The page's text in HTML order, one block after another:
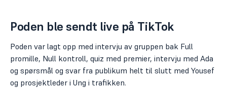
Poden ble sendt live på TikTok
Poden var lagt opp med intervju av gruppen bak Full
promille, Null kontroll, quiz med premier, intervju med Ada
og spørsmål og svar fra publikum helt til slutt med Yousef
og prosjektleder i Ung i trafikken.